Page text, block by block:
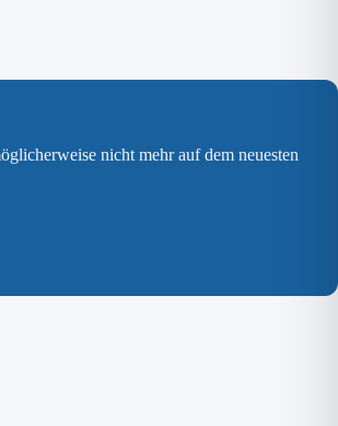
nicht mehr auf dem neuesten